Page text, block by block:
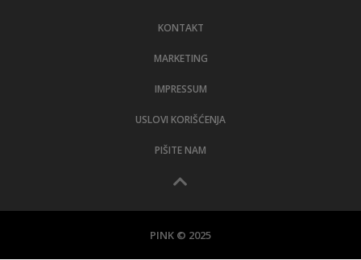
KONTAKT
MARKETING
IMPRESSUM
USLOVI KORIŠĆENJA
PIŠITE NAM
PINK © 2025